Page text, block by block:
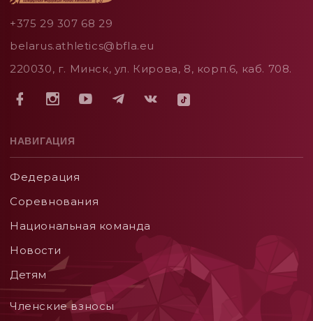
+375 29 307 68 29
belarus.athletics@bfla.eu
220030, г. Минск, ул. Кирова, 8, корп.6, каб. 708.
НАВИГАЦИЯ
Федерация
Соревнования
Национальная команда
Новости
Детям
Членские взносы